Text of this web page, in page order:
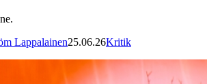
Lappalainen25.06.26Kritik